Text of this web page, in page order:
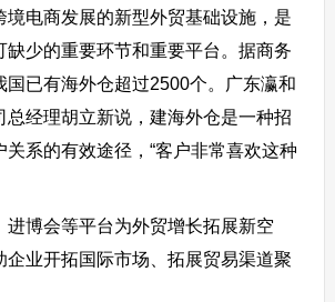
境电商发展的新型外贸基础设施，是
缺少的重要环节和重要平台。据商务
国已有海外仓超过2500个。广东瀛和
总经理胡立新说，建海外仓是一种招
系的有效途径，“客户非常喜欢这种
进博会等平台为外贸增长拓展新空
企业开拓国际市场、拓展贸易渠道聚